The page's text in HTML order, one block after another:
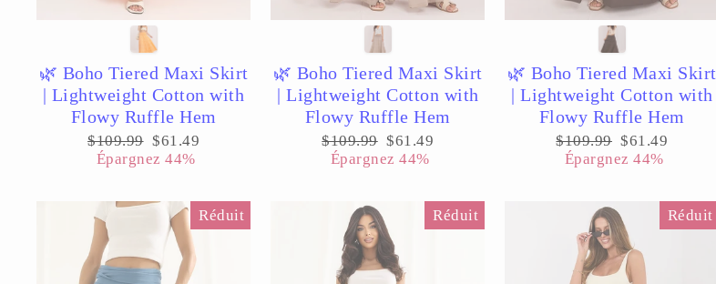
🌿 Boho Tiered Maxi Skirt
| Lightweight Cotton with
Flowy Ruffle Hem
Prix
régulier
$109.99 Prix
réduit
$61.49
Épargnez 44%
🌿 Boho Tiered Maxi Skirt
| Lightweight Cotton with
Flowy Ruffle Hem
Prix
régulier
$109.99 Prix
réduit
$61.49
Épargnez 44%
🌿 Boho Tiered Maxi Skirt
| Lightweight Cotton with
Flowy Ruffle Hem
Prix
régulier
$109.99 Prix
réduit
$61.49
Épargnez 44%
Réduit Réduit Réduit